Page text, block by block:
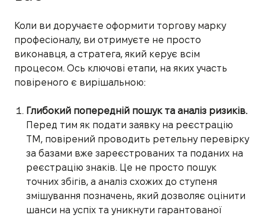
Коли ви доручаєте оформити торгову марку
професіоналу, ви отримуєте не просто
виконавця, а стратега, який керує всім
процесом. Ось ключові етапи, на яких участь
повіреного є вирішальною:
Глибокий попередній пошук та аналіз ризиків.
Перед тим як подати заявку на реєстрацію
ТМ, повірений проводить ретельну перевірку
за базами вже зареєстрованих та поданих на
реєстрацію знаків. Це не просто пошук
точних збігів, а аналіз схожих до ступеня
змішування позначень, який дозволяє оцінити
шанси на успіх та уникнути гарантованої